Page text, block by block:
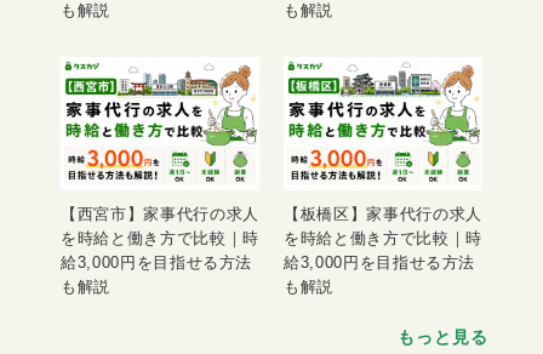
も解説
も解説
【西宮市】家事代行の求人
を時給と働き方で比較｜時
給3,000円を目指せる方法
も解説
【板橋区】家事代行の求人
を時給と働き方で比較｜時
給3,000円を目指せる方法
も解説
もっと見る